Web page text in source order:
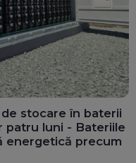
de stocare în baterii
patru luni - Bateriile
energetică precum